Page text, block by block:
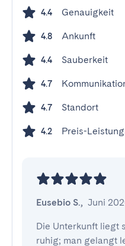
4.4 Genauigkeit
4.8 Ankunft
4.4 Sauberkeit
4.7
4.7 Standort
4.2 Preis-
Eusebio S., Juni
Die Unterkunft liegt
ruhig; man gelangt